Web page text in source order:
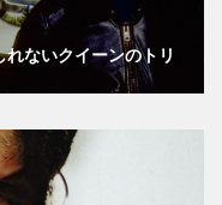
ないクイーンのトリ